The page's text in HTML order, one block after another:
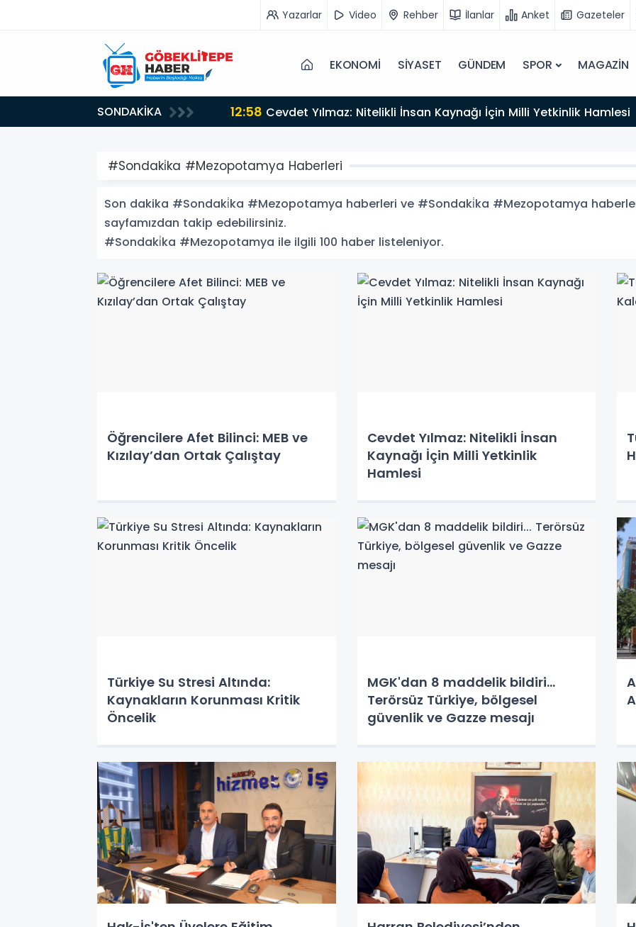
Yazarlar Video Rehber İlanlar Anket Gazeteler
EKONOMİ SİYASET GÜNDEM SPOR MAGAZİN
SONDAKİKA 12:58 Cevdet Yılmaz: Nitelikli İnsan Kaynağı İçin Milli Yetkinlik Hamlesi
#Sondaki̇ka #Mezopotamya Haberleri
Son dakika #Sondaki̇ka #Mezopotamya haberleri ve #Sondaki̇ka #Mezopotamya
sayfamızdan takip edebilirsiniz.
#Sondaki̇ka #Mezopotamya ile ilgili 100 haber listeleniyor.
Öğrencilere Afet Bilinci: MEB ve
Kızılay’dan Ortak Çalıştay
Cevdet Yılmaz: Nitelikli İnsan
Kaynağı İçin Milli Yetkinlik
Hamlesi
Türkiye Su Stresi Altında:
Kaynakların Korunması Kritik
Öncelik
MGK'dan 8 maddelik bildiri...
Terörsüz Türkiye, bölgesel
güvenlik ve Gazze mesajı